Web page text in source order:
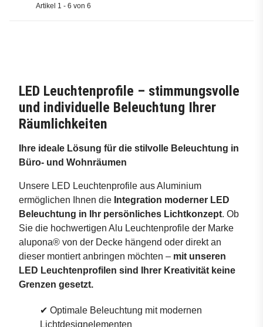
Artikel 1 - 6 von 6
LED Leuchtenprofile – stimmungsvolle
und individuelle Beleuchtung Ihrer
Räumlichkeiten
Ihre ideale Lösung für die stilvolle Beleuchtung in
Büro- und Wohnräumen
Unsere LED Leuchtenprofile aus Aluminium
ermöglichen Ihnen die Integration moderner LED
Beleuchtung in Ihr persönliches Lichtkonzept. Ob
Sie die hochwertigen Alu Leuchtenprofile der Marke
alupona® von der Decke hängend oder direkt an
dieser montiert anbringen möchten – mit unseren
LED Leuchtenprofilen sind Ihrer Kreativität keine
Grenzen gesetzt.
✔ Optimale Beleuchtung mit modernen
Lichtdesignelementen